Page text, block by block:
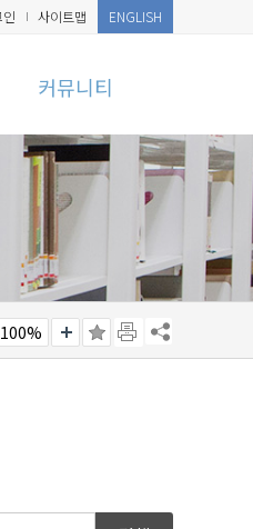
인 사이트맵 ENGLISH
커뮤니티
100%